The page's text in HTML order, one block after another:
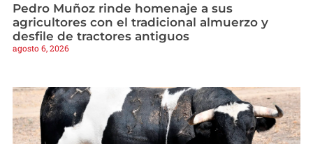
Pedro Muñoz rinde homenaje a sus
agricultores con el tradicional almuerzo y
desfile de tractores antiguos
agosto 6, 2026